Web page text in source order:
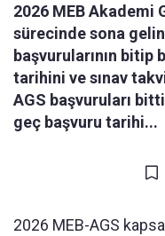
2026 MEB Akademi
sürecinde sona
başvurularının
tarihini ve sınav
AGS başvuruları
geç başvuru tarihi...
2026 MEB-AGS